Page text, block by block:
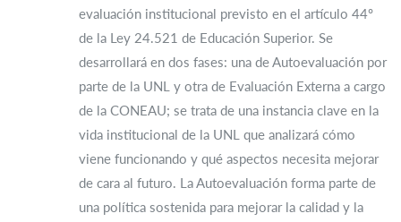
evaluación institucional previsto en el artículo 44º
de la Ley 24.521 de Educación Superior. Se
desarrollará en dos fases: una de Autoevaluación por
parte de la UNL y otra de Evaluación Externa a cargo
de la CONEAU; se trata de una instancia clave en la
vida institucional de la UNL que analizará cómo
viene funcionando y qué aspectos necesita mejorar
de cara al futuro. La Autoevaluación forma parte de
una política sostenida para mejorar la calidad y la